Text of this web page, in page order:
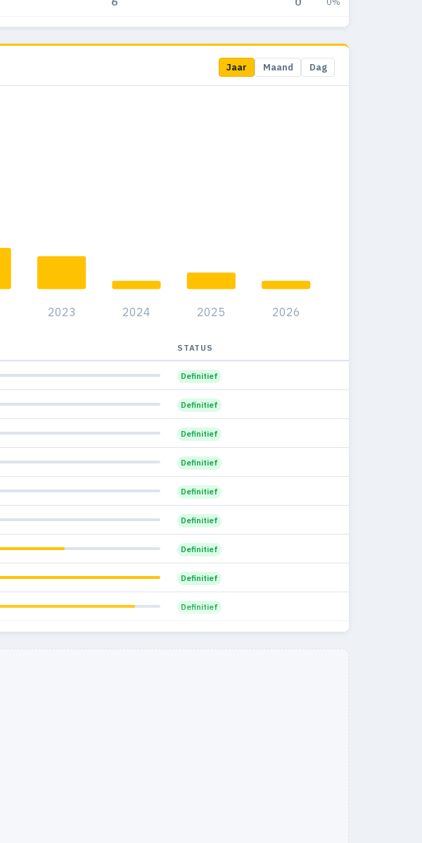
1 0
Jaar Maand Dag
2023 2024 2025 2026
STATUS
Definitief
Definitief
Definitief
Definitief
Definitief
Definitief
Definitief
Definitief
Definitief